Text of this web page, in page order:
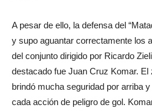
A pesar de ello, la defensa del
y supo aguantar correctamente los
del conjunto dirigido por Ricardo
destacado fue Juan Cruz Komar.
brindó mucha seguridad por arriba
cada acción de peligro de gol.